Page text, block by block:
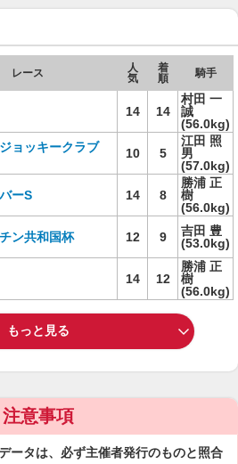
レース
人
気
着
順
騎手
14 14
村田 一
誠
(56.0kg)
ョッキークラブ
10 5
江田 照
男
(57.0kg)
ーS 14 8
勝浦 正
樹
(56.0kg)
ン共和国杯 12 9
吉田 豊
(53.0kg)
14 12
勝浦 正
樹
(56.0kg)
もっと見る
注意事項
ータは、必ず主催者発行のものと照合